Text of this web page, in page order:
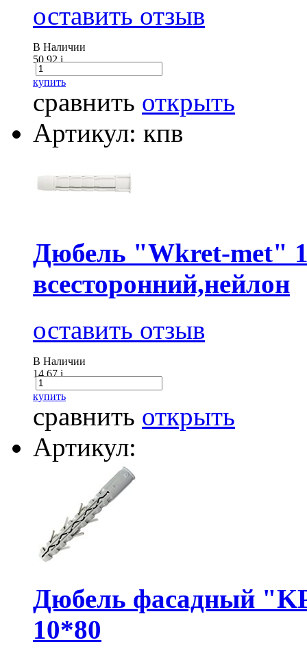
оставить отзыв
В Наличии
50.92i
купить
сравнить открыть
Артикул: кпв
Дюбель "Wkret-met"
всесторонний,нейлон
оставить отзыв
В Наличии
14.67i
купить
сравнить открыть
Артикул:
Дюбель фасадный
10*80